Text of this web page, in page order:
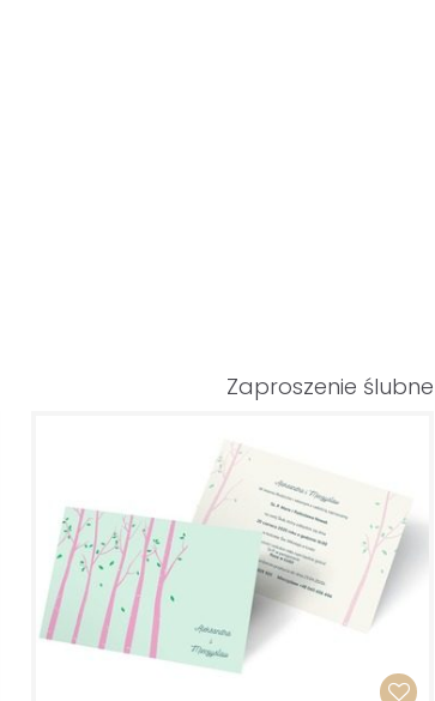
Zaproszenie ślubne